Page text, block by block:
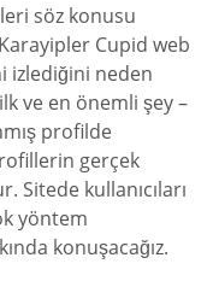
söz konusu
Cupid web
izlediğini neden
ve en önemli şey –
profilde
gerçek
Sitede kullanıcıları
yöntem
konuşacağız.